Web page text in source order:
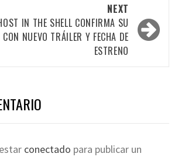
NEXT
IN THE SHELL CONFIRMA SU
CON NUEVO TRÁILER Y FECHA DE
ESTRENO
conectado para publicar un